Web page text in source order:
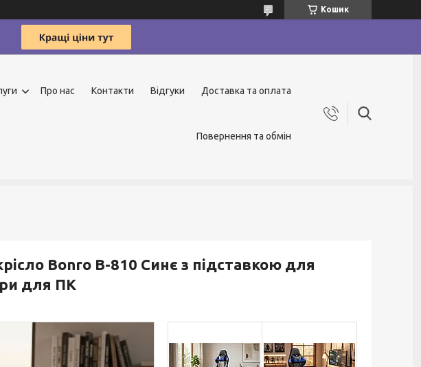
Кошик
Про нас Контакти Відгуки Доставка та оплата
Повернення та обмін
Bonro B-810 Синє з підставкою для
для ПК